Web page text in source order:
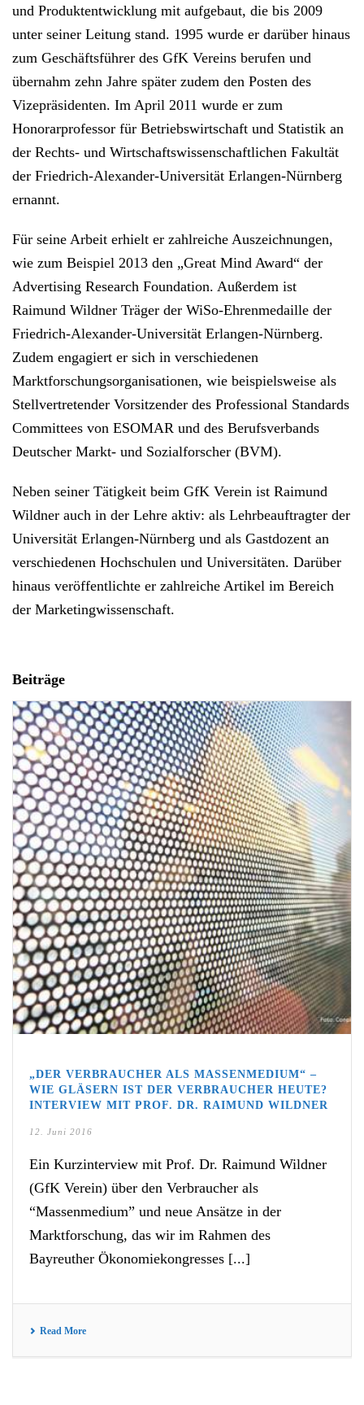
und Produktentwicklung mit aufgebaut, die bis 2009
unter seiner Leitung stand. 1995 wurde er darüber hinaus
zum Geschäftsführer des GfK Vereins berufen und
übernahm zehn Jahre später zudem den Posten des
Vizepräsidenten. Im April 2011 wurde er zum
Honorarprofessor für Betriebswirtschaft und Statistik an
der Rechts- und Wirtschaftswissenschaftlichen Fakultät
der Friedrich-Alexander-Universität Erlangen-Nürnberg
ernannt.
Für seine Arbeit erhielt er zahlreiche Auszeichnungen,
wie zum Beispiel 2013 den „Great Mind Award“ der
Advertising Research Foundation. Außerdem ist
Raimund Wildner Träger der WiSo-Ehrenmedaille der
Friedrich-Alexander-Universität Erlangen-Nürnberg.
Zudem engagiert er sich in verschiedenen
Marktforschungsorganisationen, wie beispielsweise als
Stellvertretender Vorsitzender des Professional Standards
Committees von ESOMAR und des Berufsverbands
Deutscher Markt- und Sozialforscher (BVM).
Neben seiner Tätigkeit beim GfK Verein ist Raimund
Wildner auch in der Lehre aktiv: als Lehrbeauftragter der
Universität Erlangen-Nürnberg und als Gastdozent an
verschiedenen Hochschulen und Universitäten. Darüber
hinaus veröffentlichte er zahlreiche Artikel im Bereich
der Marketingwissenschaft.
Beiträge
„DER VERBRAUCHER ALS MASSENMEDIUM“ –
WIE GLÄSERN IST DER VERBRAUCHER HEUTE?
INTERVIEW MIT PROF. DR. RAIMUND WILDNER
12. Juni 2016
Ein Kurzinterview mit Prof. Dr. Raimund Wildner
(GfK Verein) über den Verbraucher als
“Massenmedium” und neue Ansätze in der
Marktforschung, das wir im Rahmen des
Bayreuther Ökonomiekongresses [...]
Read More